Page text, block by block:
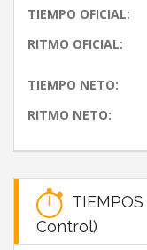
TIEMPO OFICIAL:
RITMO OFICIAL:
TIEMPO NETO:
RITMO NETO:
Control)